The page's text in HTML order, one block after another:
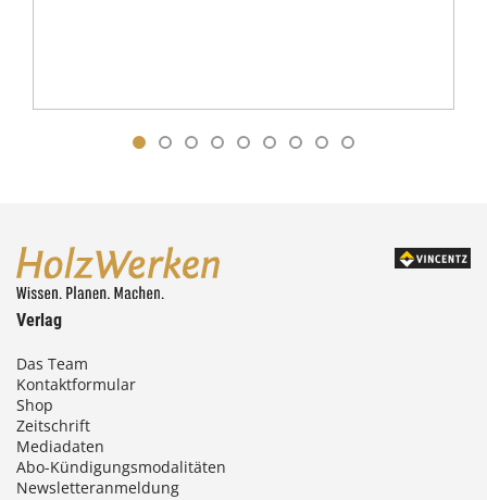
Verlag
Das Team
Kontaktformular
Shop
Zeitschrift
Mediadaten
Abo-Kündigungsmodalitäten
Newsletteranmeldung